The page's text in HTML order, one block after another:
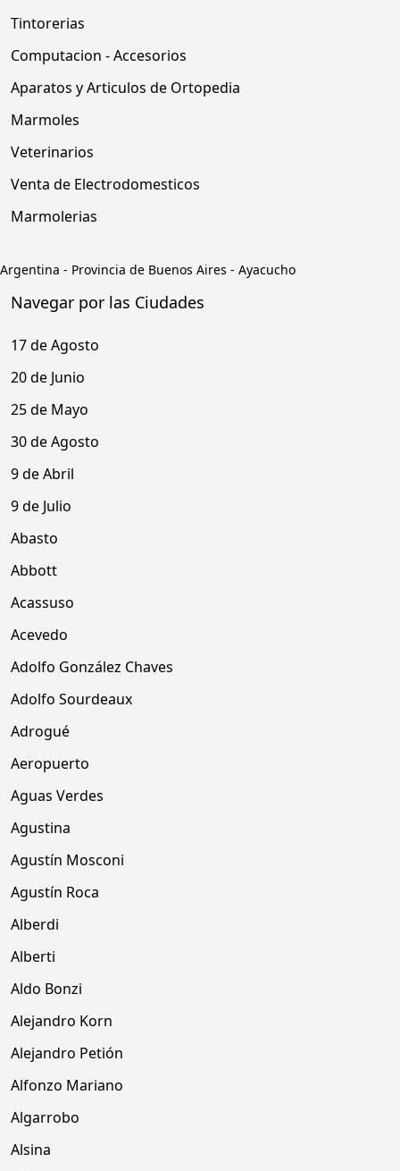
Tintorerias
Computacion - Accesorios
Aparatos y Articulos de Ortopedia
Marmoles
Veterinarios
Venta de Electrodomesticos
Marmolerias
Argentina - Provincia de Buenos Aires - Ayacucho
Navegar por las Ciudades
17 de Agosto
20 de Junio
25 de Mayo
30 de Agosto
9 de Abril
9 de Julio
Abasto
Abbott
Acassuso
Acevedo
Adolfo González Chaves
Adolfo Sourdeaux
Adrogué
Aeropuerto
Aguas Verdes
Agustina
Agustín Mosconi
Agustín Roca
Alberdi
Alberti
Aldo Bonzi
Alejandro Korn
Alejandro Petión
Alfonzo Mariano
Algarrobo
Alsina